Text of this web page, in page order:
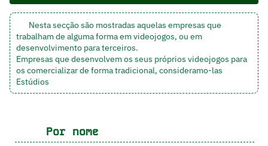
Nesta secção são mostradas aquelas empresas que
trabalham de alguma forma em videojogos, ou em
desenvolvimento para terceiros.
Empresas que desenvolvem os seus próprios videojogos para
os comercializar de forma tradicional, consideramo-las
Estúdios
Por nome